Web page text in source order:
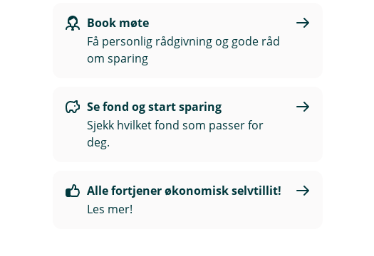
Book møte
Få personlig rådgivning og gode råd
om sparing
Se fond og start sparing
Sjekk hvilket fond som passer for
deg.
Alle fortjener økonomisk selvtillit!
Les mer!